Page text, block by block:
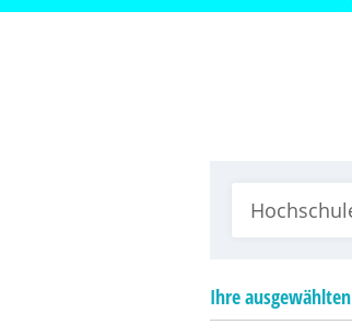
Ihreausgewählten